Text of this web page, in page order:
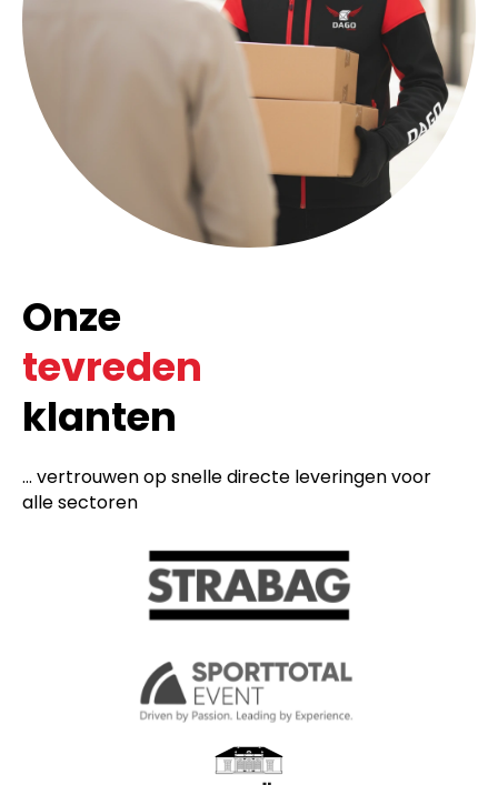
Onze
tevreden
klanten
... vertrouwen op snelle directe leveringen voor
alle sectoren